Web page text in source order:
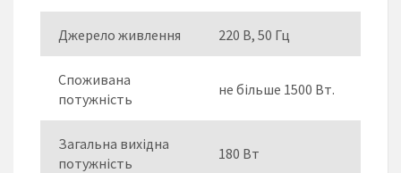
Джерело живлення 220 В, 50 Гц
Споживана
потужність
не більше 1500 Вт.
Загальна вихідна
потужність
180 Вт